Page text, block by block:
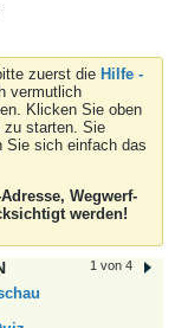
zuerst die Hilfe -
vermutlich
Klicken Sie oben
zu starten. Sie
Sie sich einfach das
Wegwerf-
werden!
1 von 4